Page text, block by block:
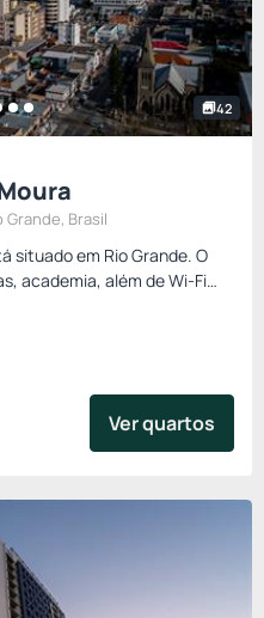
42
Grande, Brasil
situado em Rio Grande. O
além de Wi-Fi
sua comodidade, o
Ver quartos